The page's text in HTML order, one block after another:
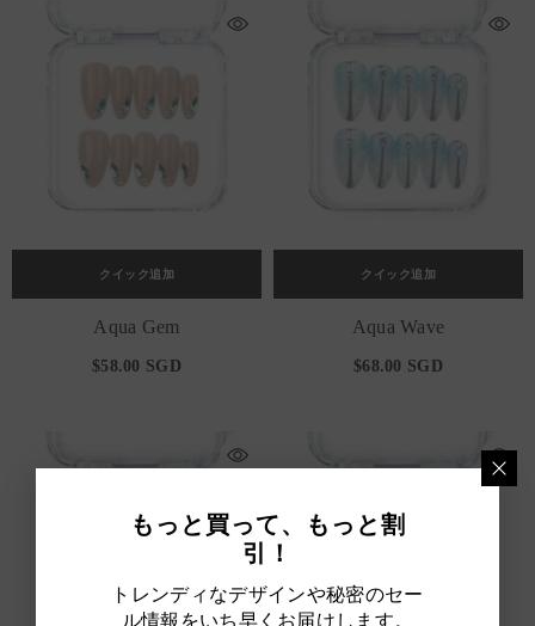
クイック追加
Aqua Gem
$58.00 SGD
クイック追加
Aqua Wave
$68.00 SGD
もっと買って、もっと割
引！
トレンディなデザインや秘密のセー
ル情報をいち早くお届けします。